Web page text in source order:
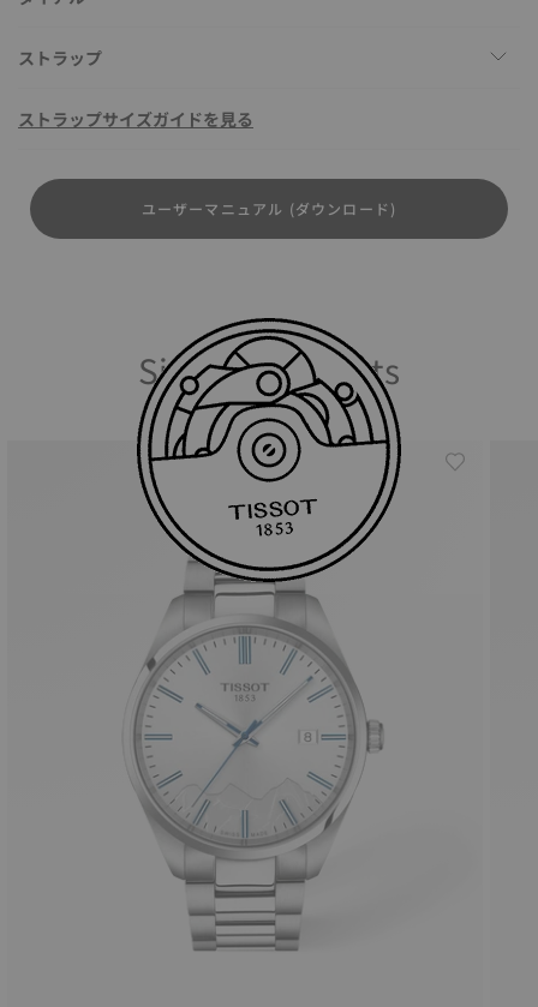
ストラップ
ストラップサイズガイドを見る
ユーザーマニュアル (ダウンロード)
Similar Products